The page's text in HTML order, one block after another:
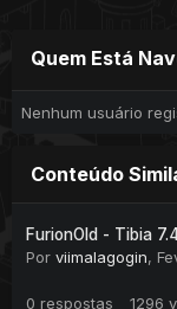
Quem Está
Nenhum usuário
Conteúdo
FurionOld - Tibia
Por viimalagogin,
0 respostas 1296